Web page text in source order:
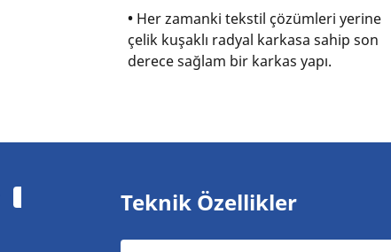
• Her zamanki tekstil çözümleri yerine
çelik kuşaklı radyal karkasa sahip son
derece sağlam bir karkas yapı.
Teknik Özellikler